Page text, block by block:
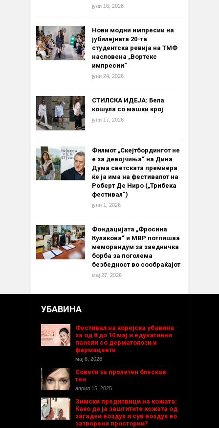
јули 16, 2026
Нови модни импресии на
јубилејната 20-та
студентска ревија на ТМФ
насловена „Вортекс
импресии“
јуни 24, 2026
СТИЛСКА ИДЕЈА: Бела
кошула со машки крој
јуни 17, 2026
Филмот „Скејтбордингот не
е за девојчиња“ на Дина
Дума светската премиера
ќе ја има на фестивалот на
Роберт Де Ниро („Трибека
фестивал“)
јуни 1, 2026
Фондацијата „Фросина
Кулакова“ и МВР потпишаа
меморандум за заедничка
борба за поголема
безбедност во сообраќајот
мај 27, 2026
УБАВИНА
Фестивал на корејска убавина
за од 8 до 10 мај и едукативни
панели со дерматолози и
фармацевти
мај 6, 2026
Совети за пролетен блескав
тен
април 15, 2025
Зимски предизвици на кожата:
Како да ја заштитите кожата од
загаден воздух и сув воздух во
затворени простории?